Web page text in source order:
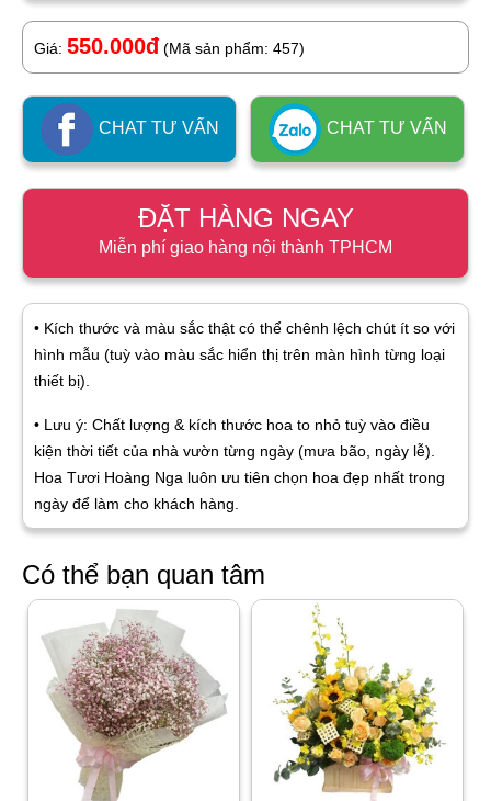
Giá: 550.000đ (Mã sản phẩm: 457)
CHAT TƯ VẤN CHAT TƯ VẤN
ĐẶT HÀNG NGAY
Miễn phí giao hàng nội thành TPHCM
• Kích thước và màu sắc thật có thể chênh lệch chút ít so với
hình mẫu (tuỳ vào màu sắc hiển thị trên màn hình từng loại
thiết bị).
• Lưu ý: Chất lượng & kích thước hoa to nhỏ tuỳ vào điều
kiện thời tiết của nhà vườn từng ngày (mưa bão, ngày lễ).
Hoa Tươi Hoàng Nga luôn ưu tiên chọn hoa đẹp nhất trong
ngày để làm cho khách hàng.
Có thể bạn quan tâm